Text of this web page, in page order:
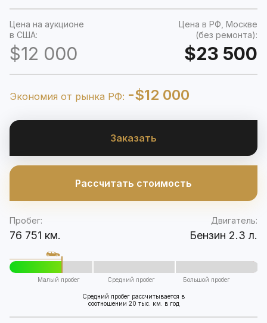
Цена на аукционе
в США:
$12 000
Цена в РФ, Москве
(без ремонта):
$23 500
Экономия от рынка РФ: -$12 000
Заказать
Рассчитать стоимость
Пробег:
76 751 км.
Двигатель:
Бензин 2.3 л.
Малый пробег Средний пробег Большой пробег
Средний пробег рассчитывается в
соотношении 20 тыс. км. в год